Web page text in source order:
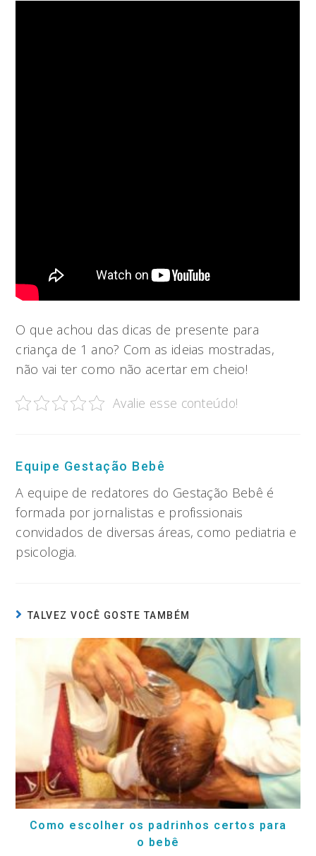
O que achou das dicas de presente para
criança de 1 ano? Com as ideias mostradas,
não vai ter como não acertar em cheio!
Avalie esse conteúdo!
Equipe Gestação Bebê
A equipe de redatores do Gestação Bebê é
formada por jornalistas e profissionais
convidados de diversas áreas, como pediatria e
psicologia.
TALVEZ VOCÊ GOSTE TAMBÉM
Como escolher os padrinhos certos para
o bebê